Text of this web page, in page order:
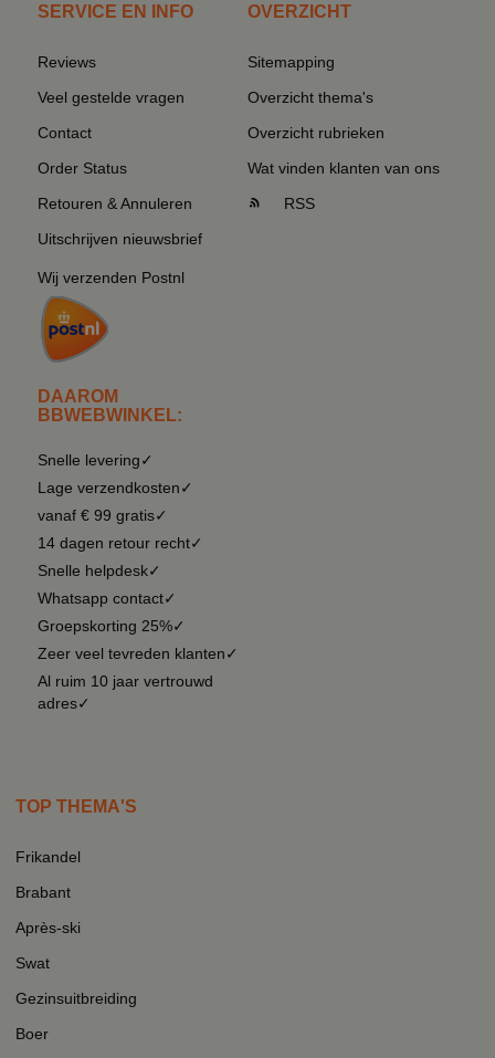
SERVICE EN INFO
Reviews
Veel gestelde vragen
Contact
Order Status
Retouren & Annuleren
Uitschrijven nieuwsbrief
Wij verzenden Postnl
DAAROM
BBWEBWINKEL:
Snelle levering✓
Lage verzendkosten✓
vanaf € 99 gratis✓
14 dagen retour recht✓
Snelle helpdesk✓
Whatsapp contact✓
Groepskorting 25%✓
Zeer veel tevreden klanten✓
Al ruim 10 jaar vertrouwd
adres✓
OVERZICHT
Sitemapping
Overzicht thema's
Overzicht rubrieken
Wat vinden klanten van ons
RSS
TOP THEMA'S
Frikandel
Brabant
Après-ski
Swat
Gezinsuitbreiding
Boer